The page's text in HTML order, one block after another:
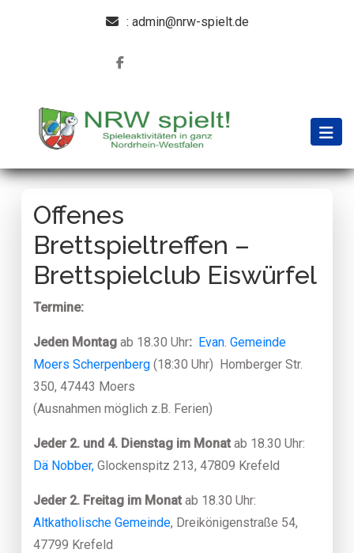
: admin@nrw-spielt.de
Offenes
Brettspieltreffen –
Brettspielclub Eiswürfel
Termine:
Jeden Montag ab 18.30 Uhr: Evan. Gemeinde
Moers Scherpenberg (18:30 Uhr) Homberger Str.
350, 47443 Moers
(Ausnahmen möglich z.B. Ferien)
Jeder 2. und 4. Dienstag im Monat ab 18.30 Uhr:
Dä Nobber, Glockenspitz 213, 47809 Krefeld
Jeder 2. Freitag im Monat ab 18.30 Uhr:
Altkatholische Gemeinde, Dreikönigenstraße 54,
47799 Krefeld